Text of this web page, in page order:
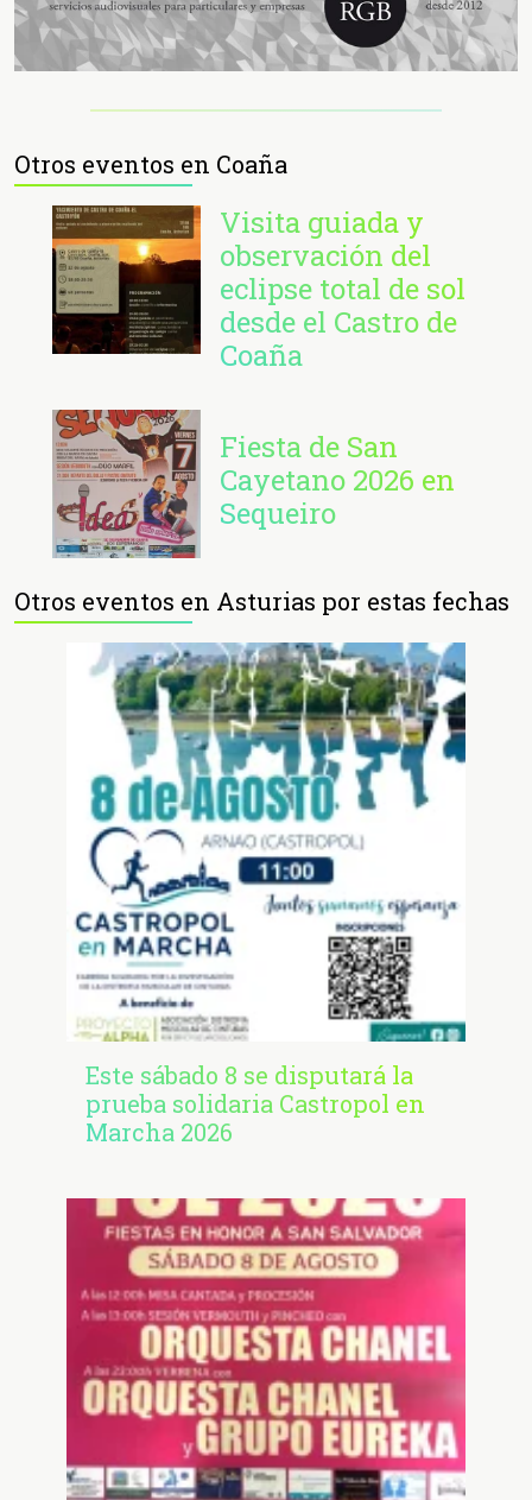
Otros eventos en Coaña
Visita guiada y
observación del
eclipse total de sol
desde el Castro de
Coaña
Fiesta de San
Cayetano 2026 en
Sequeiro
Otros eventos en Asturias por estas fechas
Este sábado 8 se disputará la
prueba solidaria Castropol en
Marcha 2026